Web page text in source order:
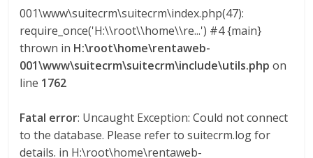
M
a
q
u
001\www\suitecrm\suitecrm\index.php(47):
require_once('H:\\root\\home\\re...') #4 {main}
thrown in H:\root\home\rentaweb-
001\www\suitecrm\suitecrm\include\utils.php on
line 1762
Fatal error: Uncaught Exception: Could not connect
to the database. Please refer to suitecrm.log for
details. in H:\root\home\rentaweb-